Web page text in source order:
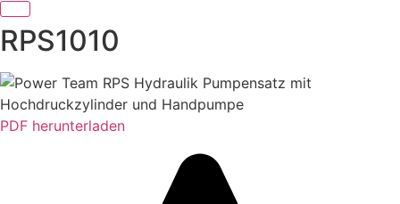
RPS1010
PDF herunterladen